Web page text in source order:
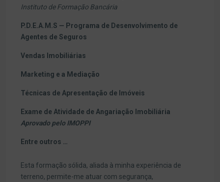
Instituto de Formação Bancária
P.D.E.A.M.S — Programa de Desenvolvimento de
Agentes de Seguros
Vendas Imobiliárias
Marketing e a Mediação
Técnicas de Apresentação de Imóveis
Exame de Atividade de Angariação Imobiliária
Aprovado pelo IMOPPI
Entre outros …
Esta formação sólida, aliada à minha experiência de
terreno, permite-me atuar com segurança,